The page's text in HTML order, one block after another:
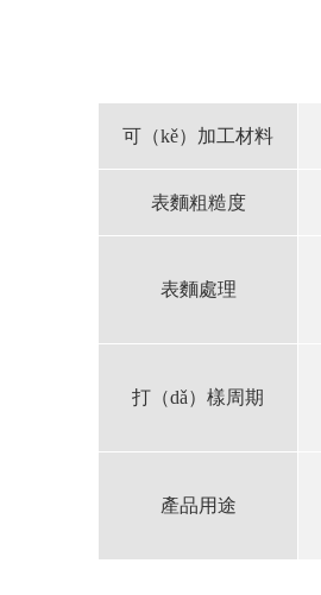
可（kě）加工材料
表麵粗糙度
表麵處理
打（dǎ）樣周期
產品用途